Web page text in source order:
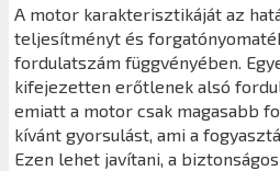
A motor karakterisztikáját az
teljesítményt és
fordulatszám függvényében.
kifejezetten erőtlenek alsó
emiatt a motor csak magasabb
kívánt gyorsulást, ami a
Ezen lehet javítani, a